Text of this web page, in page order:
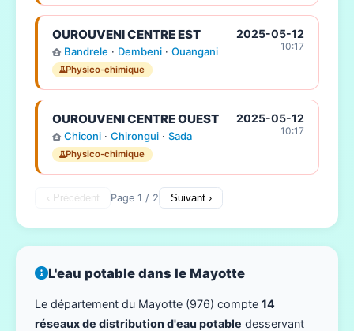
OUROUVENI CENTRE EST
Bandrele · Dembeni· Ouangani
Physico-chimique
2025-05-12
10:17
OUROUVENI CENTRE OUEST
Chiconi· Chirongui· Sada
Physico-chimique
2025-05-12
10:17
‹ Précédent Page 1 / 2 Suivant ›
L'eau potable dans le Mayotte
Le département du Mayotte (976) compte 14
réseaux de distribution d'eau potable desservant